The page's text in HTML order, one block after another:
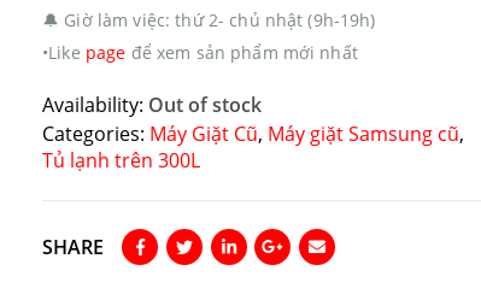
🔔 Giờ làm việc: thứ 2- chủ nhật (9h-19h)
•Like page để xem sản phẩm mới nhất
Availability: Out of stock
Categories: Máy Giặt Cũ, Máy giặt Samsung cũ,
Tủ lạnh trên 300L
SHARE